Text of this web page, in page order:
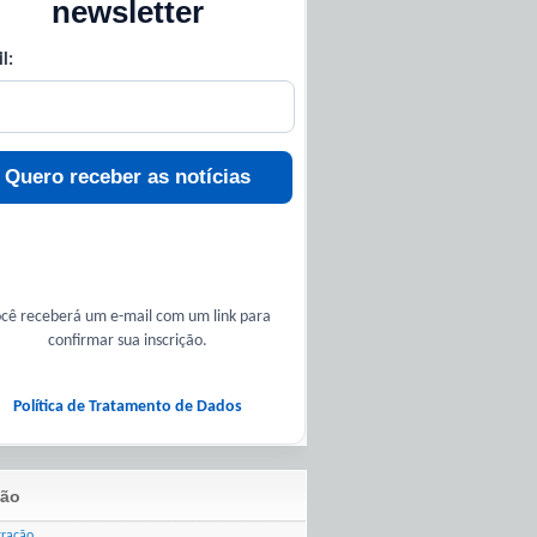
newsletter
Quero receber as notícias
receberá um e-mail com um link para
confirmar sua inscrição.
Política de Tratamento de Dados